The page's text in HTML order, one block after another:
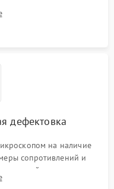
чипов.
дефектовка
на наличие
сопротивлений и
цепей питания,
и видеочипа.